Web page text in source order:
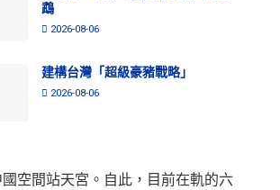
鵡
2026-08-06
建構台灣「超級豪豬戰略」
2026-08-06
空間站天宮。自此，目前在軌的六